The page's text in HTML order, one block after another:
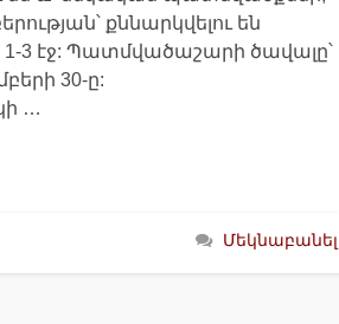
քննարկվելու են
3 էջ: Պատմվածաշարի ծավալը՝
30-ը:
…
Մեկնաբանել